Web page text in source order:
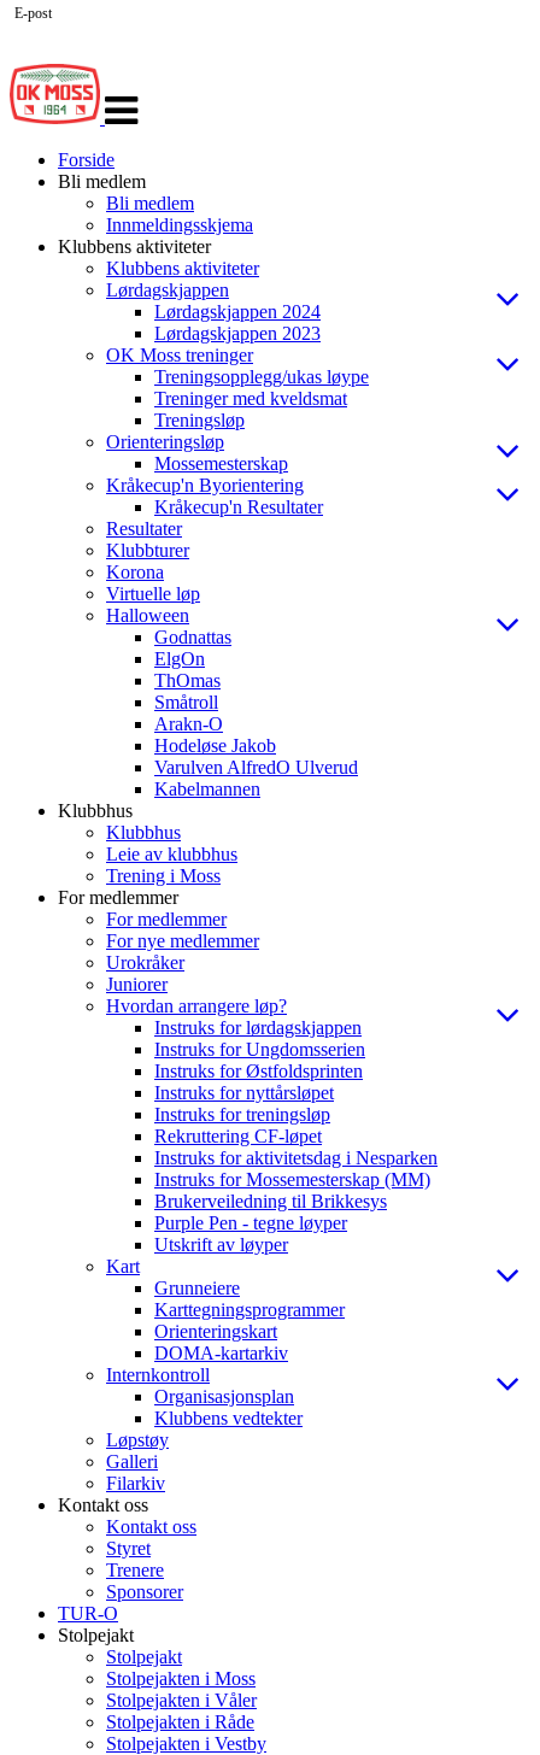
navigasjon
Forside
Bli medlem
Bli medlem
Innmeldingsskjema
Klubbens aktiviteter
Klubbens aktiviteter
Lørdagskjappen
Lørdagskjappen 2024
Lørdagskjappen 2023
OK Moss treninger
Treningsopplegg/ukas løype
Treninger med kveldsmat
Treningsløp
Orienteringsløp
Mossemesterskap
Kråkecup'n Byorientering
Kråkecup'n Resultater
Resultater
Klubbturer
Korona
Virtuelle løp
Halloween
Godnattas
ElgOn
ThOmas
Småtroll
Arakn-O
Hodeløse Jakob
Varulven AlfredO Ulverud
Kabelmannen
Klubbhus
Klubbhus
Leie av klubbhus
Trening i Moss
For medlemmer
For medlemmer
For nye medlemmer
Urokråker
Juniorer
Hvordan arrangere løp?
Instruks for lørdagskjappen
Instruks for Ungdomsserien
Instruks for Østfoldsprinten
Instruks for nyttårsløpet
Instruks for treningsløp
Rekruttering CF-løpet
Instruks for aktivitetsdag i Nesparken
Instruks for Mossemesterskap (MM)
Brukerveiledning til Brikkesys
Purple Pen - tegne løyper
Utskrift av løyper
Kart
Grunneiere
Karttegningsprogrammer
Orienteringskart
DOMA-kartarkiv
Internkontroll
Organisasjonsplan
Klubbens vedtekter
Løpstøy
Galleri
Filarkiv
Kontakt oss
Kontakt oss
Styret
Trenere
Sponsorer
TUR-O
Stolpejakt
Stolpejakt
Stolpejakten i Moss
Stolpejakten i Våler
Stolpejakten i Råde
Stolpejakten i Vestby
E-post